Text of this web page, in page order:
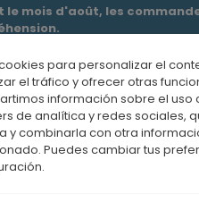
para personalizar el
el tráfico y ofrecer otras
información sobre el uso
de analítica y redes sociales,
y combinarla con otra
Puedes cambiar tus
le mois d'août, les
MEUBLES SALLE DE
PANNEAUX MURAUX
BLOG